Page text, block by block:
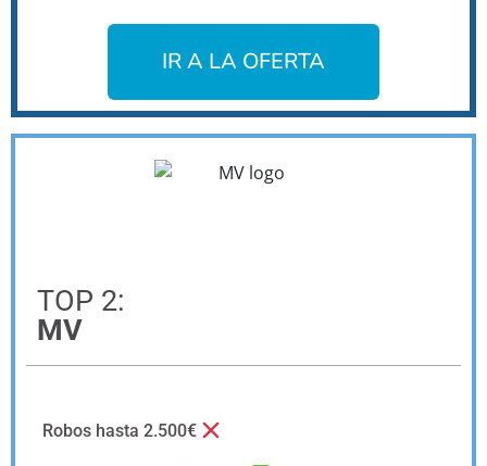
IR A LA OFERTA
TOP 2:
MV
Robos hasta 2.500€